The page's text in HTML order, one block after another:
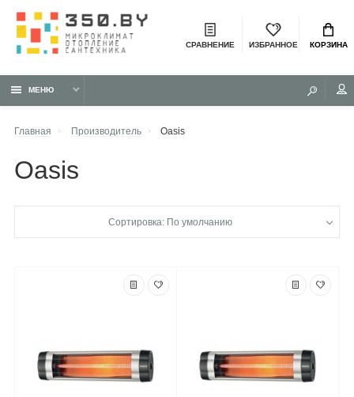
СРАВНЕНИЕ ИЗБРАННОЕ КОРЗИНА
МЕНЮ
Главная Производитель Oasis
Oasis
Сортировка: По умолчанию